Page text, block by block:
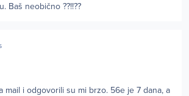
Baš neobično ??!!??
mail i odgovorili su mi brzo. 56e je 7 dana, a